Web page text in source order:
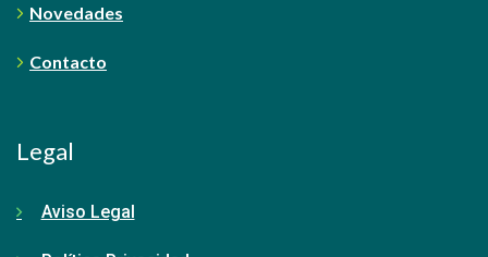
Novedades
Contacto
Legal
Aviso Legal